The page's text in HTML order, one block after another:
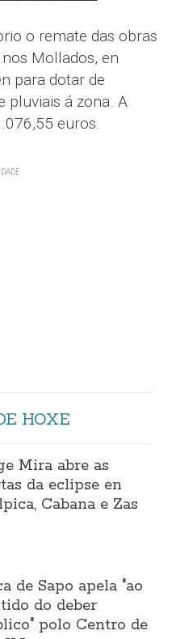
o remate das obras
Mollados, en
para dotar de
pluviais á zona. A
euros.
HOXE
Mira abre as
da eclipse en
Cabana e Zas
de Sapo apela "ao
do deber
polo Centro de